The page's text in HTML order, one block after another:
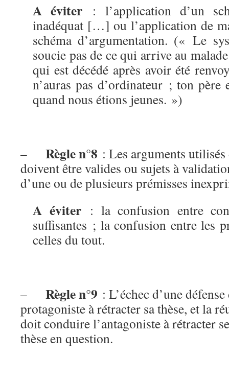
A éviter : l’application d’un
inadéquat […] ou l’application de
schéma d’argumentation. (« Le
soucie pas de ce qui arrive au
qui est décédé après avoir été
n’auras pas d’ordinateur ; ton père
quand nous étions jeunes. »)
– Règle n°8 : Les arguments
doivent être valides ou sujets à
d’une ou de plusieurs prémisses
A éviter: la confusion entre
suffisantes ; la confusion entre les
celles du tout.
– Règle n°9 : L’échec d’une
protagoniste à rétracter sa thèse, et la
doit conduire l’antagoniste à rétracter
thèse en question.